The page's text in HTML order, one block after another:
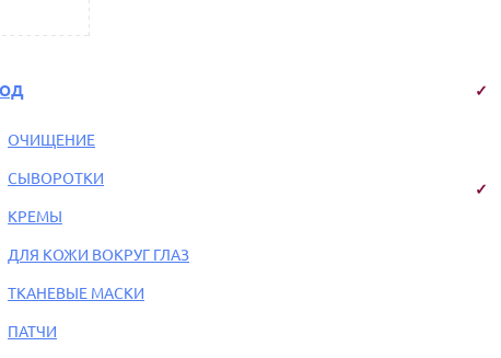
ОЧИЩЕНИЕ
СЫВОРОТКИ
КРЕМЫ
ДЛЯ КОЖИ ВОКРУГ ГЛАЗ
ТКАНЕВЫЕ МАСКИ
ПАТЧИ